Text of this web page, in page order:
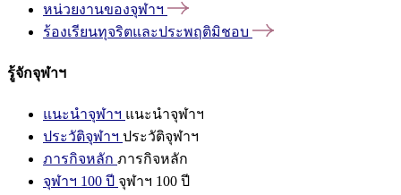
หน่วยงานของจุฬาฯ
ร้องเรียนทุจริตและประพฤติมิชอบ
รู้จักจุฬาฯ
แนะนำจุฬาฯ แนะนำจุฬาฯ
ประวัติจุฬาฯ ประวัติจุฬาฯ
ภารกิจหลัก ภารกิจหลัก
จุฬาฯ 100 ปี จุฬาฯ 100 ปี